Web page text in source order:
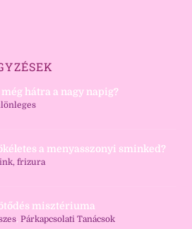
hátra a nagy napig?
a menyasszonyi sminked?
frizura
misztériuma
,Párkapcsolati Tanácsok